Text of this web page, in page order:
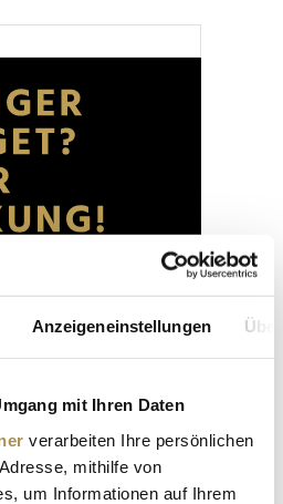
Anzeigeneinstellungen
mit Ihren Daten
verarbeiten Ihre persönlichen
mithilfe von
um Informationen auf Ihrem